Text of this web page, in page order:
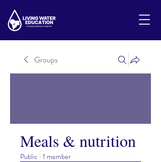
Groups
Meals & nutrition
Public · 1 member